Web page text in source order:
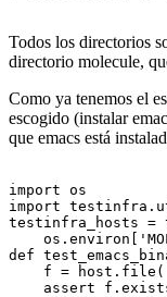
Todos los directorios
directorio molecule,
Como ya tenemos el
escogido (instalar
que emacs está
import os
import
testinfra_hosts =
def
f =
assert